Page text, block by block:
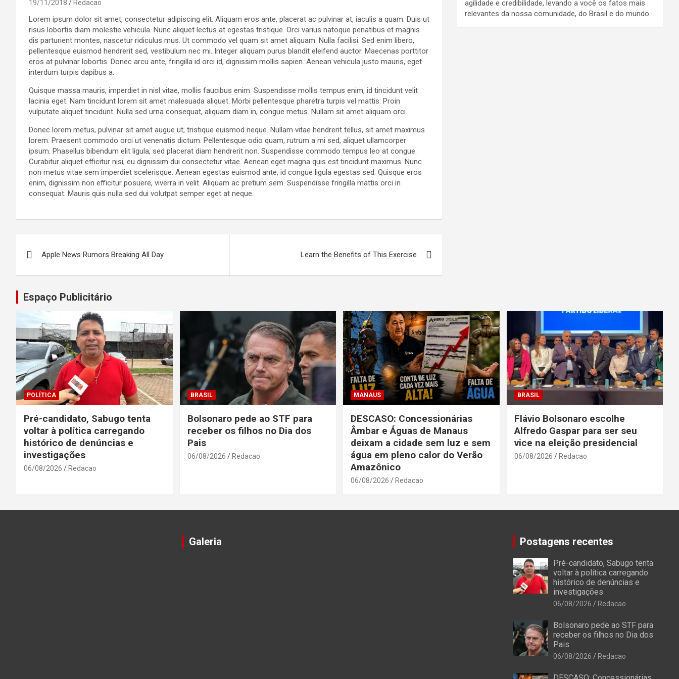
19/11/2018 Redacao
Lorem ipsum dolor sit amet, consectetur adipiscing elit. Aliquam eros ante, placerat ac pulvinar at, iaculis a quam. Duis ut
risus lobortis diam molestie vehicula. Nunc aliquet lectus at egestas tristique. Orci varius natoque penatibus et magnis
dis parturient montes, nascetur ridiculus mus. Ut commodo vel quam sit amet aliquam. Nulla facilisi. Sed enim libero,
pellentesque euismod hendrerit sed, vestibulum nec mi. Integer aliquam purus blandit eleifend auctor. Maecenas porttitor
eros at pulvinar lobortis. Donec arcu ante, fringilla id orci id, dignissim mollis sapien. Aenean vehicula justo mauris, eget
interdum turpis dapibus a.
Quisque massa mauris, imperdiet in nisl vitae, mollis faucibus enim. Suspendisse mollis tempus enim, id tincidunt velit
lacinia eget. Nam tincidunt lorem sit amet malesuada aliquet. Morbi pellentesque pharetra turpis vel mattis. Proin
vulputate aliquet tincidunt. Nulla sed urna consequat, aliquam diam in, congue metus. Nullam sit amet aliquam orci.
Donec lorem metus, pulvinar sit amet augue ut, tristique euismod neque. Nullam vitae hendrerit tellus, sit amet maximus
lorem. Praesent commodo orci ut venenatis dictum. Pellentesque odio quam, rutrum a mi sed, aliquet ullamcorper
ipsum. Phasellus bibendum elit ligula, sed placerat diam hendrerit non. Suspendisse commodo tempus leo at congue.
Curabitur aliquet efficitur nisi, eu dignissim dui consectetur vitae. Aenean eget magna quis est tincidunt maximus. Nunc
non metus vitae sem imperdiet scelerisque. Aenean egestas euismod ante, id congue ligula egestas sed. Quisque eros
enim, dignissim non efficitur posuere, viverra in velit. Aliquam ac pretium sem. Suspendisse fringilla mattis orci in
consequat. Mauris quis nulla sed dui volutpat semper eget at neque.
de
Post
Apple News Rumors Breaking All Day Learn the Benefits of This Exercise
agilidade e credibilidade, levando a você os fatos mais
relevantes da nossa comunidade, do Brasil e do mundo.
Espaço Publicitário
POLÍTICA
Pré-candidato, Sabugo tenta
voltar à política carregando
histórico de denúncias e
investigações
06/08/2026 Redacao
BRASIL
Bolsonaro pede ao STF para
receber os filhos no Dia dos
Pais
06/08/2026 Redacao
MANAUS
DESCASO: Concessionárias
Âmbar e Águas de Manaus
deixam a cidade sem luz e sem
água em pleno calor do Verão
Amazônico
06/08/2026 Redacao
BRASIL
Flávio Bolsonaro escolhe
Alfredo Gaspar para ser seu
vice na eleição presidencial
06/08/2026 Redacao
Galeria Postagens recentes
Pré-candidato, Sabugo tenta
voltar à política carregando
histórico de denúncias e
investigações
06/08/2026 Redacao
Bolsonaro pede ao STF para
receber os filhos no Dia dos
Pais
06/08/2026 Redacao